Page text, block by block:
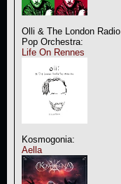
Olli & The London Radio
Pop Orchestra:
Life On Rennes
Kosmogonia:
Aella